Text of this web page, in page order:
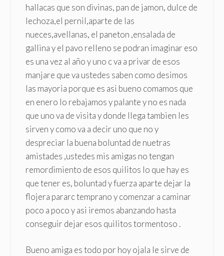
hallacas que son divinas, pan de jamon, dulce de
lechoza,el pernil,aparte de las
nueces,avellanas, el paneton ,ensalada de
gallina y el pavo relleno se podran imaginar eso
es una vez al año y uno c va a privar de esos
manjare que va ustedes saben como desimos
las mayoria porque es asi bueno comamos que
en enero lo rebajamos y palante y no es nada
que uno va de visita y donde llega tambien les
sirven y como va a decir uno que no y
despreciar la buena boluntad de nuetras
amistades ,ustedes mis amigas no tengan
remordimiento de esos quilitos lo que hay es
que tener es, boluntad y fuerza aparte dejar la
flojera pararc temprano y comenzar a caminar
poco a poco y asi iremos abanzando hasta
conseguir dejar esos quilitos tormentoso .
Bueno amiga es todo por hoy ojala le sirve de